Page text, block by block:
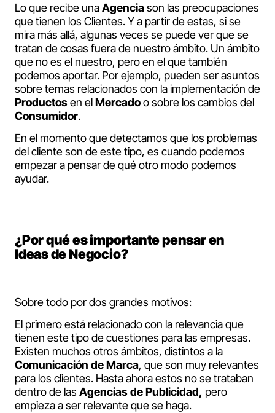
Lo que recibe unaAgenciason las preocupaciones
que tienen los Clientes. Y a partir de estas, si se
mira más allá, algunas veces se puede ver que se
tratan de cosas fuera de nuestro ámbito. Un ámbito
que no es el nuestro, pero en el que también
podemos aportar. Por ejemplo, pueden ser asuntos
sobre temas relacionados con la implementación de
Productosen elMercadoo sobre los cambios del
Consumidor.
En el momento que detectamos que los problemas
del cliente son de este tipo, es cuando podemos
empezar a pensar de qué otro modo podemos
ayudar.
¿Por qué es importante pensar en
Ideas de Negocio?
Sobre todo por dos grandes motivos:
El primero está relacionado con la relevancia que
tienen este tipo de cuestiones para las empresas.
Existen muchos otros ámbitos, distintos a la
Comunicación de Marca, que son muy relevantes
para los clientes. Hasta ahora estos no se trataban
dentro de las Agencias de Publicidad, pero
empieza a ser relevante que se haga.